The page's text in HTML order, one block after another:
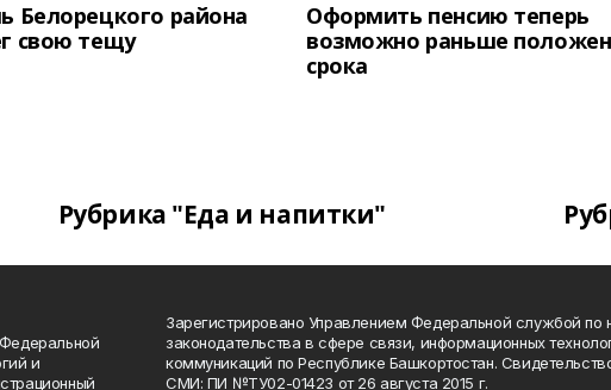
Белорецкого района
свою тещу
Оформить пенсию теперь
возможно раньше
срока
Рубрика "Еда и напитки"
и
Зарегистрировано Управлением Федеральной службой по
законодательства в сфере связи, информационных
коммуникаций по Республике Башкортостан.
СМИ: ПИ №ТУ02-01423 от 26 августа 2015 г.